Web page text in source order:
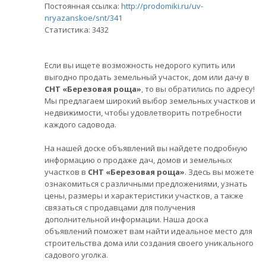
Постоянная ссылка: http://prodomiki.ru/uv-
nryazanskoe/snt/341
Статистика: 3432
Если вы ищете возможность недорого купить или
выгодно продать земельный участок, дом или дачу в
СНТ «Березовая роща», то вы обратились по адресу!
Мы предлагаем широкий выбор земельных участков и
недвижимости, чтобы удовлетворить потребности
каждого садовода.
На нашей доске объявлений вы найдете подробную
информацию о продаже дач, домов и земельных
участков в СНТ «Березовая роща». Здесь вы можете
ознакомиться с различными предложениями, узнать
цены, размеры и характеристики участков, а также
связаться с продавцами для получения
дополнительной информации. Наша доска
объявлений поможет вам найти идеальное место для
строительства дома или создания своего уникального
садового уголка.